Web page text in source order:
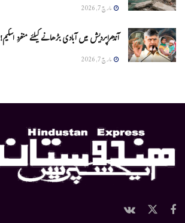
مارچ 7, 2026
آندھراپردیش میں آبادی بڑھانے کیلئے منفرد اسکیم!
مارچ 7, 2026